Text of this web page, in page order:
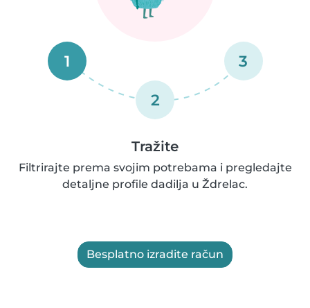
1
2
3
Tražite
Filtrirajte prema svojim potrebama i pregledajte
detaljne profile dadilja u Ždrelac.
Besplatno izradite račun